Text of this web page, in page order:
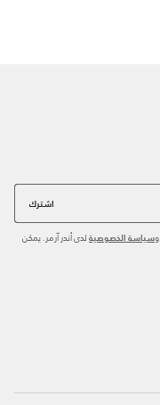
اشترك
وسياسة الخصوصية لدى أندر آرمر. يمكن